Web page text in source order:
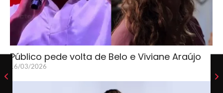
Público pede volta de Belo e Viviane Araújo
16/03/2026